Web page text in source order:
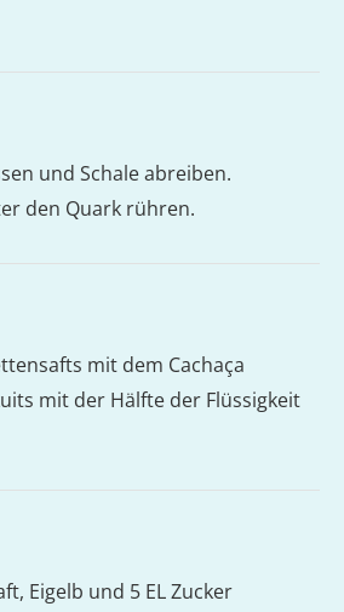
und Schale abreiben.
den Quark rühren.
mit dem Cachaça
mit der Hälfte der Flüssigkeit
Eigelb und 5 EL Zucker